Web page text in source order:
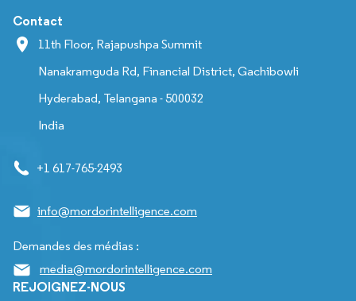
Contact
11th Floor, Rajapushpa Summit
Nanakramguda Rd, Financial District, Gachibowli
Hyderabad, Telangana - 500032
India
+1 617-765-2493
info@mordorintelligence.com
Demandes des médias :
media@mordorintelligence.com
REJOIGNEZ-NOUS